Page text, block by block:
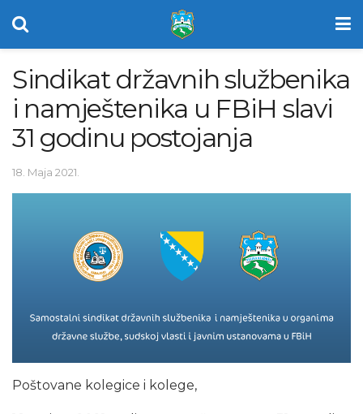
Sindikat državnih službenika
i namještenika u FBiH slavi
31 godinu postojanja
18. Maja 2021.
Poštovane kolegice i kolege,